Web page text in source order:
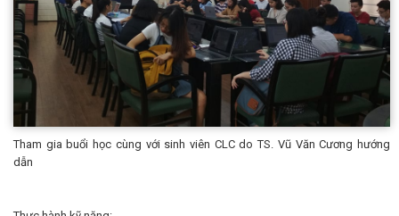
Tham gia buổi học cùng với sinh viên CLC do TS. Vũ Văn Cương hướng
dẫn